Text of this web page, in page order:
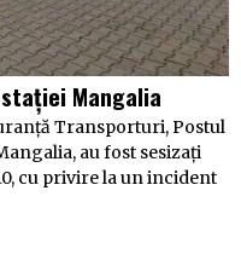
Mangalia
Transporturi, Postul
au fost sesizați
cu privire la un incident